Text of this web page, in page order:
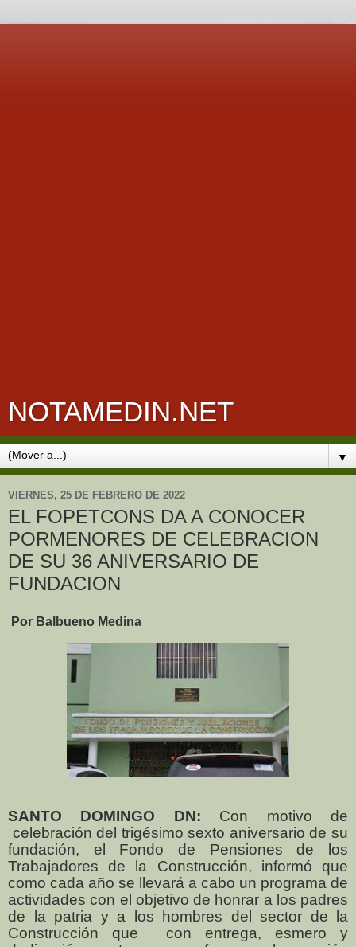
NOTAMEDIN.NET
▼
VIERNES, 25 DE FEBRERO DE 2022
EL FOPETCONS DA A CONOCER
PORMENORES DE CELEBRACION
DE SU 36 ANIVERSARIO DE
FUNDACION
Por Balbueno Medina
SANTO DOMINGO DN: Con motivo de
celebración del trigésimo sexto aniversario de su
fundación, el Fondo de Pensiones de los
Trabajadores de la Construcción, informó que
como cada año se llevará a cabo un programa de
actividades con el objetivo de honrar a los padres
de la patria y a los hombres del sector de la
Construcción que
con entrega, esmero y